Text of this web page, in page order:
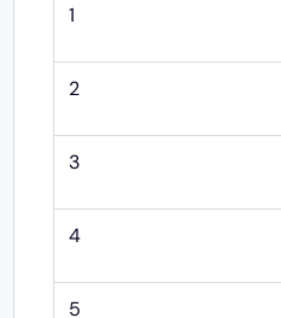
1
2
3
4
5